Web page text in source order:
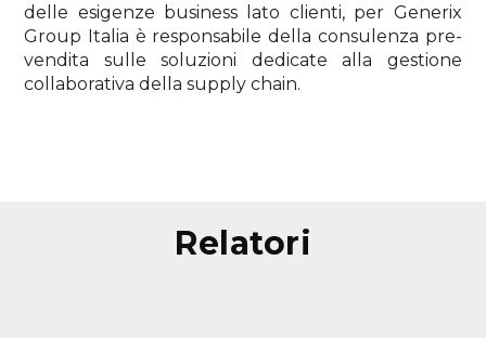
delle esigenze business lato clienti, per Generix
Group Italia è responsabile della consulenza pre-
vendita sulle soluzioni dedicate alla gestione
collaborativa della supply chain.
relatori